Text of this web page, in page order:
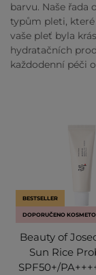
barvu. Naše řada
typům pleti,
vaše pleť byla
hydratačních
každodenní péči
BESTSELLER
DOPORUČENO
Beauty of
Sun Rice
SPF50+/